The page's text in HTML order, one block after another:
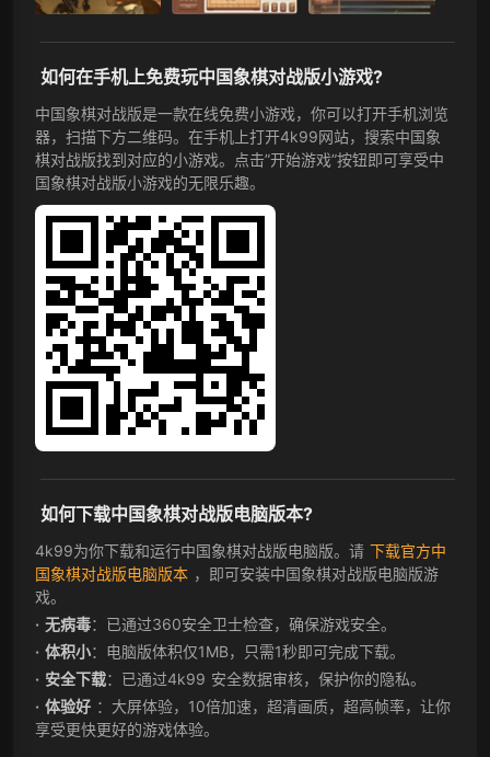
如何在手机上免费玩中国象棋对战版小游戏?
中国象棋对战版是一款在线免费小游戏，你可以打开手机浏览
器，扫描下方二维码。在手机上打开4k99网站，搜索中国象
棋对战版找到对应的小游戏。点击”开始游戏”按钮即可享受中
国象棋对战版小游戏的无限乐趣。
如何下载中国象棋对战版电脑版本?
4k99为你下载和运行中国象棋对战版电脑版。请 下载官方中
国象棋对战版电脑版本 ，即可安装中国象棋对战版电脑版游
戏。
无病毒：已通过360安全卫士检查，确保游戏安全。
体积小：电脑版体积仅1MB，只需1秒即可完成下载。
安全下载：已通过4k99 安全数据审核，保护你的隐私。
体验好 ：大屏体验，10倍加速，超清画质，超高帧率，让你
享受更快更好的游戏体验。